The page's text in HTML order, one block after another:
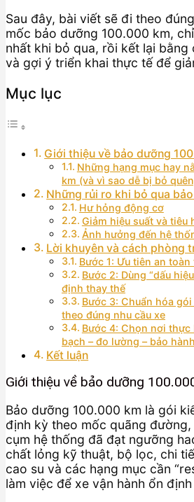
Sau đây, bài viết sẽ đi theo
mốc bảo dưỡng 100.000 km,
nhất khi bỏ qua, rồi kết lại bằng
và gợi ý triển khai thực tế để
Mục lục
Giới thiệu về bảo dưỡng
Những hạng mục hay
km (và vì sao dễ bị bỏ
Những rủi ro khi bỏ qua
Hư hỏng động cơ
Giảm hiệu suất và tiêu
Ảnh hưởng đến hệ
Lời khuyên và cách phòng
Bước 1: Ưu tiên an
Bước 2: Dùng “dấu
định thay thế
Bước 3: Chuẩn hóa
theo đúng nhu cầu xe
Bước 4: Chọn nơi thực
bạch – đo lường – bảo
Kết luận
Giới thiệu về bảo dưỡng
Bảo dưỡng 100.000 km là gói
định kỳ theo mốc quãng
cụm hệ thống đã đạt ngưỡng
chất lỏng kỹ thuật, bộ lọc, chi
cao su và các hạng mục cần
làm việc để xe vận hành ổn